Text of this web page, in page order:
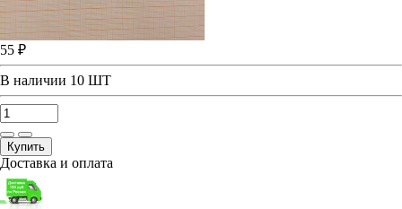
55 ₽
В наличии 10 ШТ
Купить
Доставка и оплата